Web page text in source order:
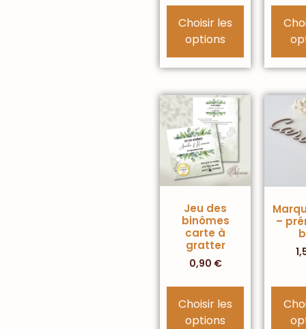
Choisir les
options
Jeu des
binômes
carte à
gratter
0,90 €
Choisir les
options
–